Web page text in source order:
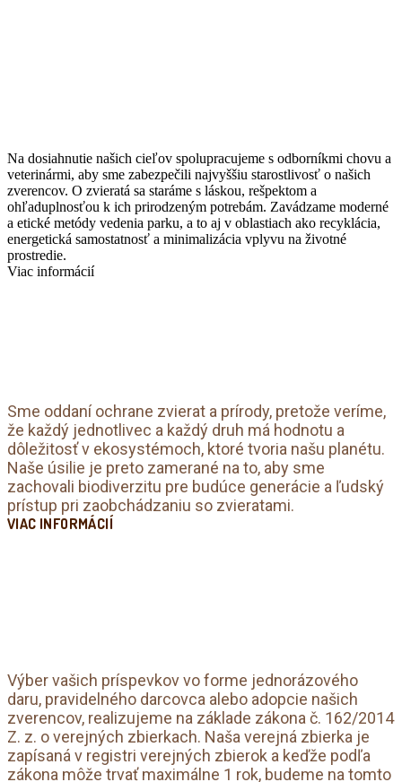
Na dosiahnutie našich cieľov spolupracujeme s odborníkmi chovu a
veterinármi, aby sme zabezpečili najvyššiu starostlivosť o našich
zverencov. O zvieratá sa staráme s láskou, rešpektom a
ohľaduplnosťou k ich prirodzeným potrebám. Zavádzame moderné
a etické metódy vedenia parku, a to aj v oblastiach ako recyklácia,
energetická samostatnosť a minimalizácia vplyvu na životné
prostredie.
Viac informácií
Sme oddaní ochrane zvierat a prírody, pretože veríme,
že každý jednotlivec a každý druh má hodnotu a
dôležitosť v ekosystémoch, ktoré tvoria našu planétu.
Naše úsilie je preto zamerané na to, aby sme
zachovali biodiverzitu pre budúce generácie a ľudský
prístup pri zaobchádzaniu so zvieratami.
VIAC INFORMÁCIÍ
Výber vašich príspevkov vo forme jednorázového
daru, pravidelného darcovca alebo adopcie našich
zverencov, realizujeme na základe zákona č. 162/2014
Z. z. o verejných zbierkach. Naša verejná zbierka je
zapísaná v registri verejných zbierok a keďže podľa
zákona môže trvať maximálne 1 rok, budeme na tomto